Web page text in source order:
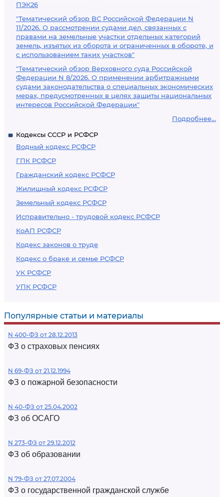
ПЭК26
"Тематический обзор ВС Российской Федерации N
11/2026. О рассмотрении судами дел, связанных с
правами на земельные участки отдельных категорий
земель, изъятых из оборота и ограниченных в обороте, и
с использованием таких участков"
"Тематический обзор Верховного суда Российской
Федерации N 8/2026. О применении арбитражными
судами законодательства о специальных экономических
мерах, предусмотренных в целях защиты национальных
интересов Российской Федерации"
Подробнее...
Кодексы СССР и РСФСР
Водный кодекс РСФСР
ГПК РСФСР
Гражданский кодекс РСФСР
Жилищный кодекс РСФСР
Земельный кодекс РСФСР
Исправительно - трудовой кодекс РСФСР
КоАП РСФСР
Кодекс законов о труде
Кодекс о браке и семье РСФСР
УК РСФСР
УПК РСФСР
Популярные статьи и материалы
N 400-ФЗ от 28.12.2013
ФЗ о страховых пенсиях
N 69-ФЗ от 21.12.1994
ФЗ о пожарной безопасности
N 40-ФЗ от 25.04.2002
ФЗ об ОСАГО
N 273-ФЗ от 29.12.2012
ФЗ об образовании
N 79-ФЗ от 27.07.2004
ФЗ о государственной гражданской службе